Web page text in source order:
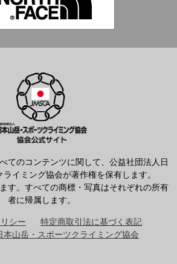
てのコンテンツに関して、公益社団法人日
イミング協会が著作権を保有します。
す。すべての商標・写真はそれぞれの所有
者に帰属します。
シー
特定商取引法に基づく表記
本山岳・スポーツクライミング協会